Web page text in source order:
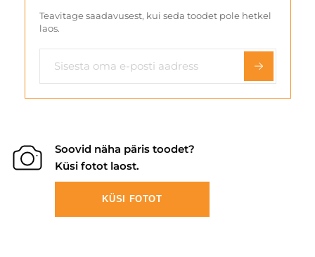
Teavitage saadavusest, kui seda toodet pole hetkel
laos.
Soovid näha päris toodet?
Küsi fotot laost.
KÜSI FOTOT